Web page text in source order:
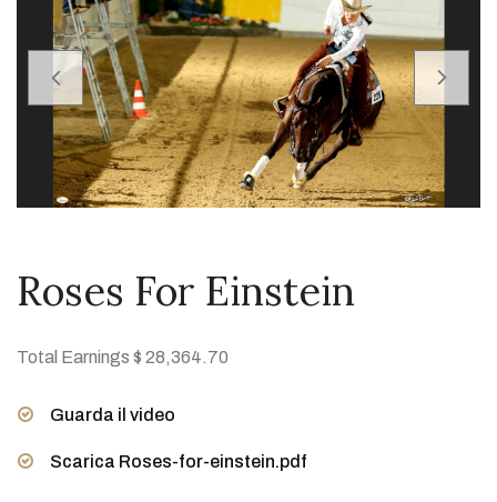
Roses For Einstein
Total Earnings $ 28,364.70
Guarda il video
Scarica Roses-for-einstein.pdf